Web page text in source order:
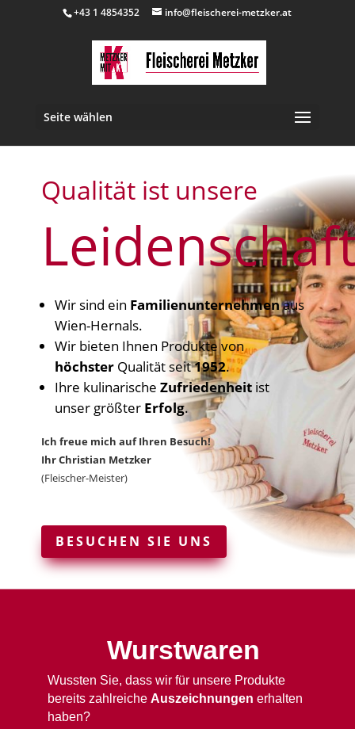
+43 1 4854352 info@fleischerei-metzker.at
Seite wählen
Qualität ist unsere
Wir sind ein Familienunternehmenaus
Wien-Hernals.
Wir bieten Ihnen Produkte von
höchsterQualität seit1952.
Ihre kulinarische Zufriedenheitist
unser größter Erfolg.
Ich freue mich auf Ihren Besuch!
Ihr Christian Metzker
(Fleischer-Meister)
BESUCHEN SIE UNS
Wurstwaren
Wussten Sie, dass wir für unsere Produkte
bereits zahlreiche Auszeichnungen erhalten
haben?